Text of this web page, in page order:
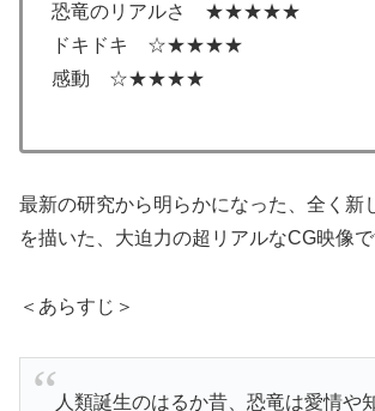
恐竜のリアルさ ★★★★★
ドキドキ ☆★★★★
感動 ☆★★★★
最新の研究から明らかになった、全く新
を描いた、大迫力の超リアルなCG映像で
＜あらすじ＞
人類誕生のはるか昔、恐竜は愛情や